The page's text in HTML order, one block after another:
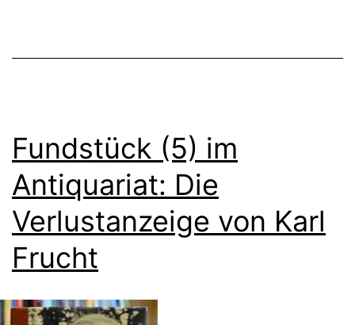
Fundstück (5) im
Antiquariat: Die
Verlustanzeige von Karl
Frucht